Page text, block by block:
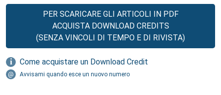
PER SCARICARE GLI ARTICOLI IN PDF
ACQUISTA DOWNLOAD CREDITS
(SENZA VINCOLI DI TEMPO E DI RIVISTA)
Come acquistare un Download Credit
Avvisami quando esce un nuovo numero